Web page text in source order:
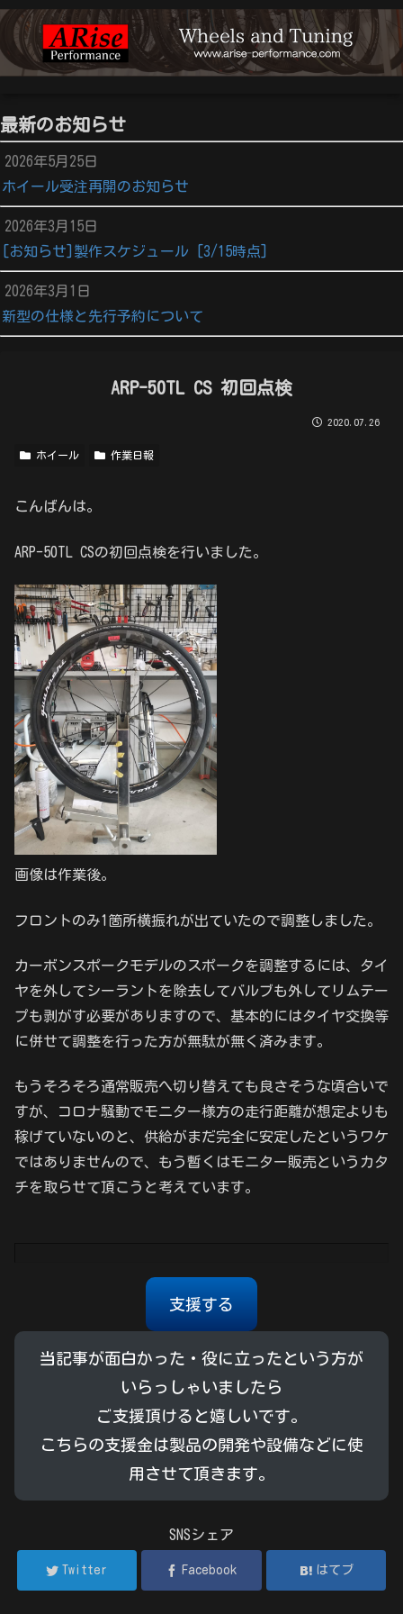
最新のお知らせ
2026年5月25日
ホイール受注再開のお知らせ
2026年3月15日
[お知らせ]製作スケジュール [3/15時点]
2026年3月1日
新型の仕様と先行予約について
ARP-50TL CS 初回点検
2020.07.26
ホイール 作業日報
こんばんは。
ARP-50TL CSの初回点検を行いました。
画像は作業後。
フロントのみ1箇所横振れが出ていたので調整しました。
カーボンスポークモデルのスポークを調整するには、タイ
ヤを外してシーラントを除去してバルブも外してリムテー
プも剥がす必要がありますので、基本的にはタイヤ交換等
に併せて調整を行った方が無駄が無く済みます。
もうそろそろ通常販売へ切り替えても良さそうな頃合いで
すが、コロナ騒動でモニター様方の走行距離が想定よりも
稼げていないのと、供給がまだ完全に安定したというワケ
ではありませんので、もう暫くはモニター販売というカタ
チを取らせて頂こうと考えています。
支援する
当記事が面白かった・役に立ったという方が
いらっしゃいましたら
ご支援頂けると嬉しいです。
こちらの支援金は製品の開発や設備などに使
用させて頂きます。
SNSシェア
Twitter Facebook はてブ